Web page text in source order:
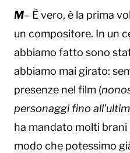
M– È vero, è la prima
un compositore. In un
abbiamo fatto sono
abbiamo mai girato:
presenze nel film (
personaggi fino
ha mandato molti
modo che potessimo